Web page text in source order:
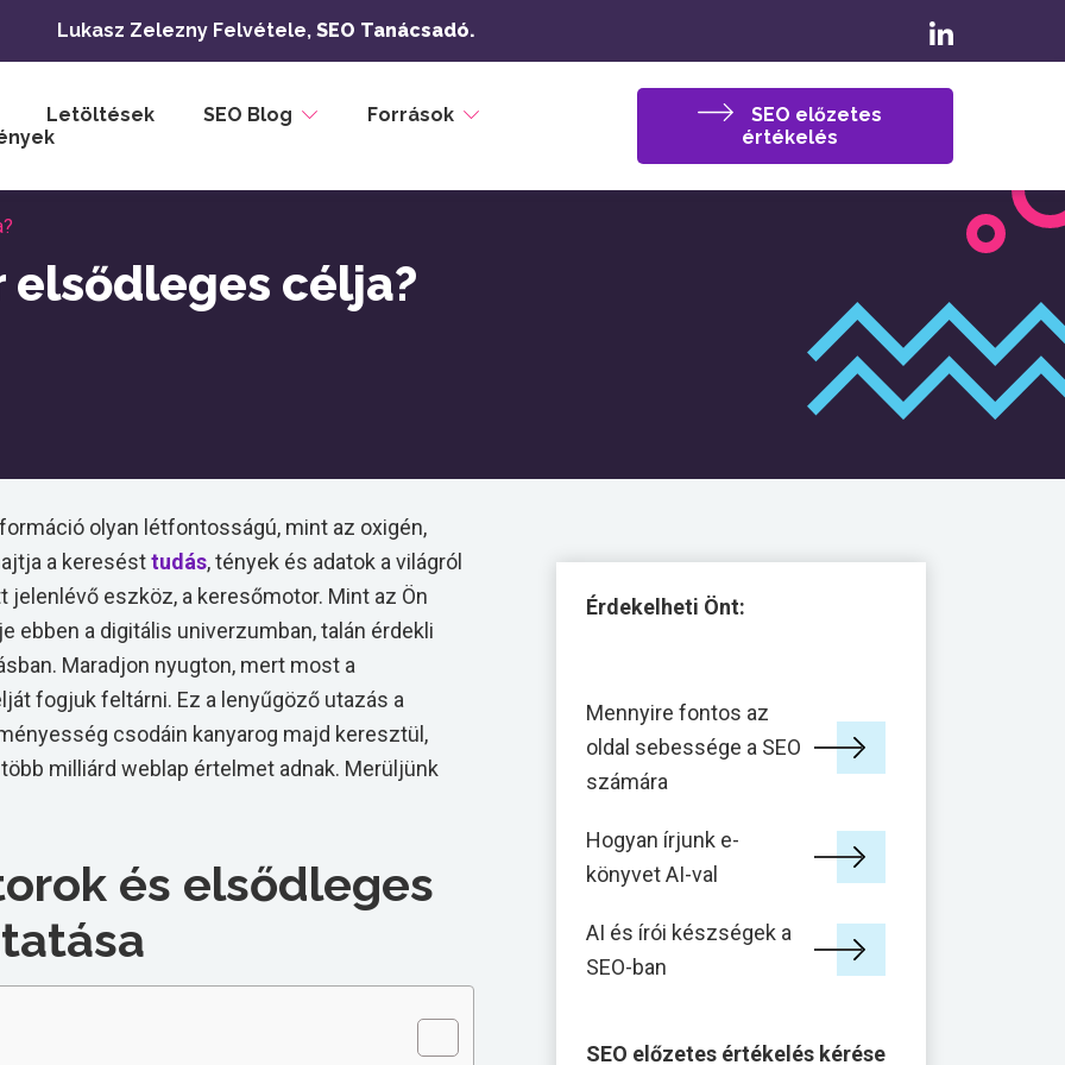
Lukasz Zelezny Felvétele, SEO Tanácsadó.
Letöltések SEO Blog
Források
SEO előzetes
értékelés
elsődleges célja?
olyan létfontosságú, mint az oxigén,
a keresésttudás, tények és adatok a világról
jelenlévő eszköz, a keresőmotor. Mint az Ön
ebben a digitális univerzumban, talán érdekli
Maradjon nyugton, mert most a
fogjuk feltárni. Ez a lenyűgöző utazás a
csodáin kanyarog majd keresztül,
milliárd weblap értelmet adnak. Merüljünk
és elsődleges
Érdekelheti Önt:
Mennyire fontos az
oldal sebessége a SEO
számára
Hogyan írjunk e-
könyvet AI-val
AI és írói készségek a
SEO-ban
SEO előzetes értékelés kérése